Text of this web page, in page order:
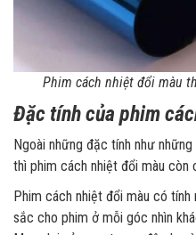
Phim cách nhiệt đổi màu
Đặc tính của phim
Ngoài những đặc tính như
thì phim cách nhiệt đổi màu còn
Phim cách nhiệt đổi màu có tính
sắc cho phim ở mỗi góc nhìn